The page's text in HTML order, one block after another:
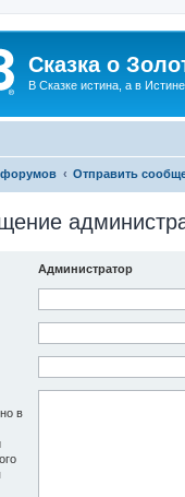
Сказка о
В Сказке истина, а в Истине
Отправить
Администратор
в